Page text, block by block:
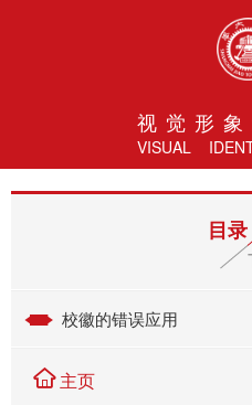
视 觉 形 象
VISUAL
目录
校徽的错误应用
主页